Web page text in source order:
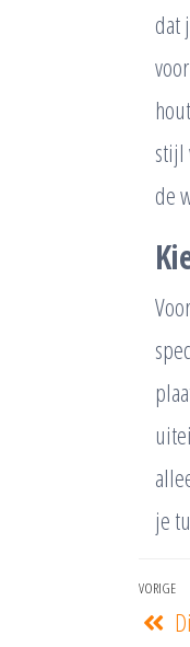
dat
stijl
de
je
VORIGE